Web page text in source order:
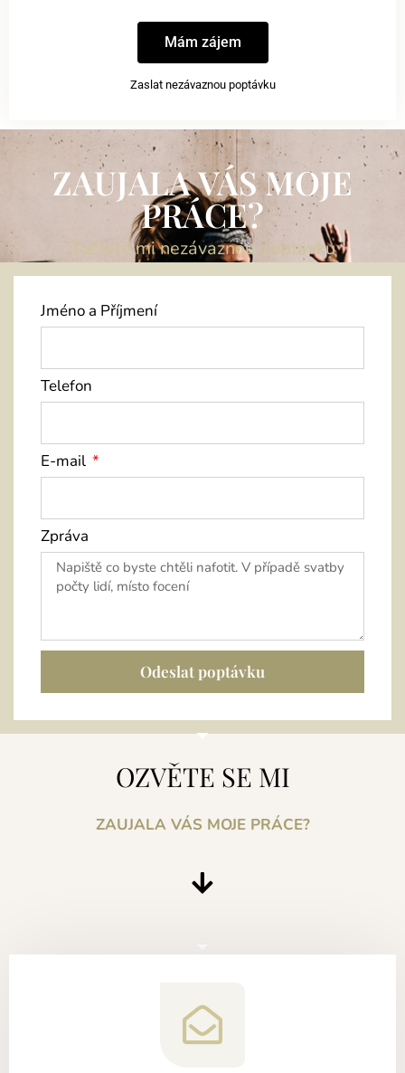
Mám zájem
Zaslat nezávaznou poptávku
ZAUJALA VÁS MOJE
PRÁCE?
Zašlete mi nezávaznou poptávku
Jméno a Příjmení
Telefon
E-mail
Zpráva
Odeslat poptávku
OZVĚTE SE MI
ZAUJALA VÁS MOJE PRÁCE?